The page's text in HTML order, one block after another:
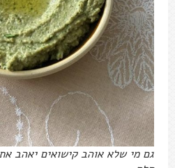
גם מי שלא אוהב קישואים יאהב